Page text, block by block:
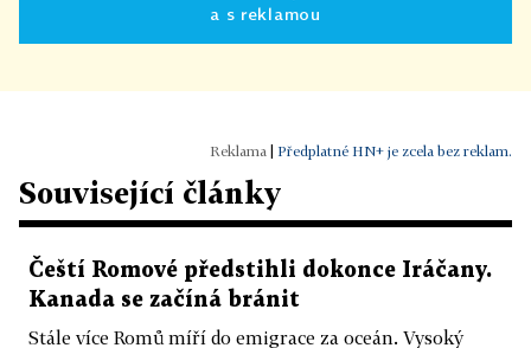
a s reklamou
Předplatné HN+ je zcela bez reklam.
Související články
Čeští Romové předstihli dokonce Iráčany.
Kanada se začíná bránit
Stále více Romů míří do emigrace za oceán. Vysoký